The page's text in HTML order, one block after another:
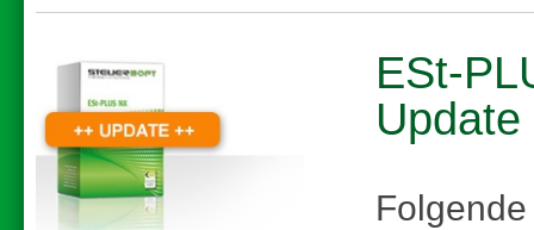
ESt-